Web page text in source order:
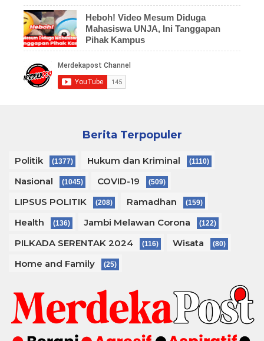
Heboh! Video Mesum Diduga
Mahasiswa UNJA, Ini Tanggapan
Pihak Kampus
Berita Terpopuler
Politik (1377) Hukum dan Kriminal (1110)
Nasional (1045) COVID-19 (509)
LIPSUS POLITIK (208) Ramadhan (159)
Health (136) Jambi Melawan Corona (122)
PILKADA SERENTAK 2024 (116) Wisata (80)
Home and Family (25)